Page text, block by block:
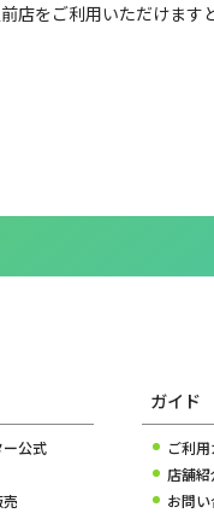
店をご利用いただけます
ー公式
ガイド
ご利
店舗紹
お問